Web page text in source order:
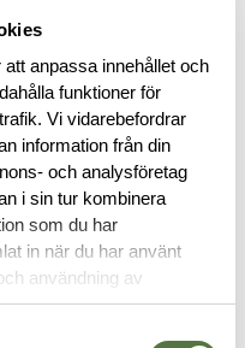
anpassa innehållet och
funktioner för
Vi vidarebefordrar
information från din
och analysföretag
i sin tur kombinera
som du har
in när du har använt
användning av
av